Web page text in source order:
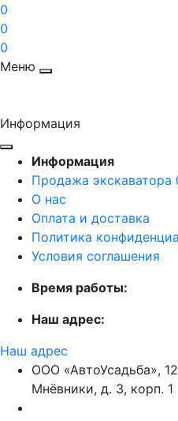
0
0
0
Меню
Информация
Информация
Продажа экскаватора
О нас
Оплата и доставка
Политика
Условия соглашения
Время работы:
Наш адрес:
Наш адрес
ООО «АвтоУсадьба»,
Мнёвники, д. 3, корп. 1